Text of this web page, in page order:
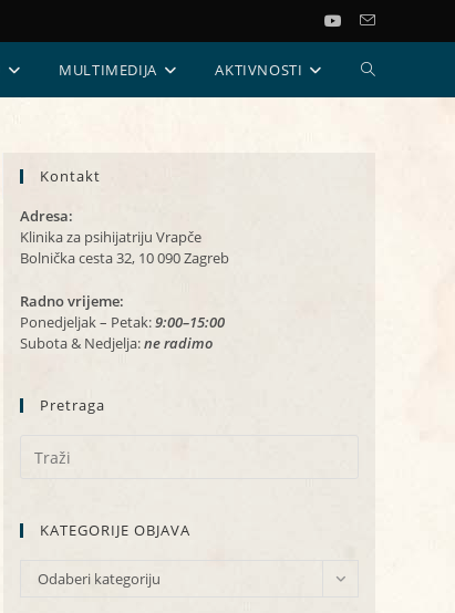
MULTIMEDIJA AKTIVNOSTI UKLJUČI/
Kontakt
Adresa:
Klinika za psihijatriju Vrapče
Bolnička cesta 32, 10 090 Zagreb
Radno vrijeme:
Ponedjeljak – Petak:9:00–15:00
Subota & Nedjelja:ne radimo
Pretraga
KATEGORIJE OBJAVA
KATEGORIJE
Odaberi kategoriju